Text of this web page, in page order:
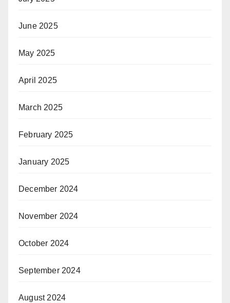
June 2025
May 2025
April 2025
March 2025
February 2025
January 2025
December 2024
November 2024
October 2024
September 2024
August 2024